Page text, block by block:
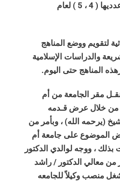
بمكة المكرمة في عدديها ( 4 ، 5 ) لعام
لتقويم ووضع المناهج
والدراسات الإسلامية
المناهج حتى اليوم.
مقر الجامعة من أم
من خلال عرض قـدمه
(يرحمه الله) ، وبأمر من
الموضوع على جامعة أم
بذلك ، ووجه لوالدي الدكتور
معالي الدكتور / راشد
منصب وكيلاً للجامعه